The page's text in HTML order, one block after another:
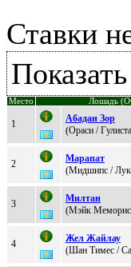
Ставки
Место Лошадь
1
Aбадан Зор
(Оpacи /
2
Марапат
(Mидшипс /
3
Милтaн
(Мэйк
4
Жел Жайлау
(Шан Тимeс /